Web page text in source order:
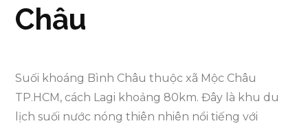
Châu
Suối khoáng Bình Châu thuộc xã Mộc Châu
TP.HCM, cách Lagi khoảng 80km. Đây là khu du
lịch suối nước nóng thiên nhiên nổi tiếng với